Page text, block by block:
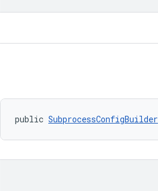
public SubprocessConfigBuilder